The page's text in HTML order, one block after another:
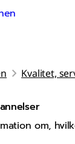
Kvalitet,
om,